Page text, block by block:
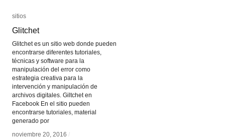
sitios
Glitchet
Glitchet es un sitio web donde pueden
encontrarse diferentes tutoriales,
técnicas y software para la
manipulación del error como
estrategia creativa para la
intervención y manipulación de
archivos digitales. Giltchet en
Facebook En el sitio pueden
encontrarse tutoriales, material
generado por
noviembre 20, 2016 /
sitios
Glitchet
noviembre 20, 2016 /